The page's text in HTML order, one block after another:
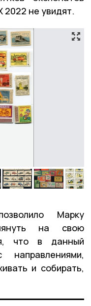
2022 не увидят.
Марку
на свою
что в данный
и собирать,